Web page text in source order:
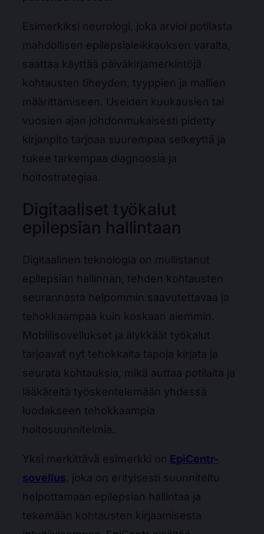
Esimerkiksi neurologi, joka arvioi potilasta
mahdollisen epilepsialeikkauksen varalta,
saattaa käyttää päiväkirjamerkintöjä
kohtausten tiheyden, tyyppien ja mallien
määrittämiseen. Useiden kuukausien tai
vuosien ajan johdonmukaisesti pidetty
kirjanpito tarjoaa suurempaa selkeyttä ja
tukee tarkempaa diagnoosia ja
hoitostrategiaa.
Digitaaliset työkalut
epilepsian hallintaan
Digitaalinen teknologia on mullistanut
epilepsian hallinnan, tehden kohtausten
seurannasta helpommin saavutettavaa ja
tehokkaampaa kuin koskaan aiemmin.
Mobiilisovellukset ja älykkäät työkalut
tarjoavat nyt tehokkaita tapoja kirjata ja
seurata kohtauksia, mikä auttaa potilaita ja
lääkäreitä työskentelemään yhdessä
luodakseen tehokkaampia
hoitosuunnitelmia.
Yksi merkittävä esimerkki on EpiCentr-
sovellus, joka on erityisesti suunniteltu
helpottamaan epilepsian hallintaa ja
tekemään kohtausten kirjaamisesta